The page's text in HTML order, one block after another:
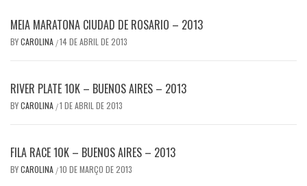
MEIA MARATONA CIUDAD DE ROSARIO – 2013
BYCAROLINA /14 DE ABRIL DE 2013
RIVER PLATE 10K – BUENOS AIRES – 2013
BYCAROLINA /1 DE ABRIL DE 2013
FILA RACE 10K – BUENOS AIRES – 2013
BYCAROLINA /10 DE MARÇO DE 2013